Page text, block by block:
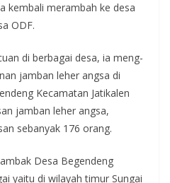
kembali merambah ke desa
ODF.
di berbagai desa, ia meng-
jamban leher angsa di
Kecamatan Jatikalen
jamban leher angsa,
sebanyak 176 orang.
Desa Begendeng
yaitu di wilayah timur Sungai